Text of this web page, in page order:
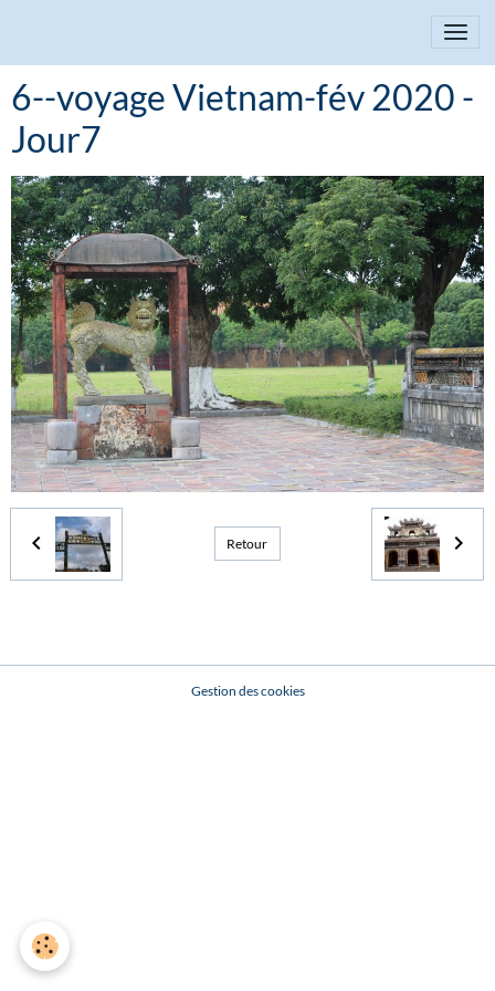
6--voyage Vietnam-fév 2020 -
Jour7
Retour
Gestion des cookies